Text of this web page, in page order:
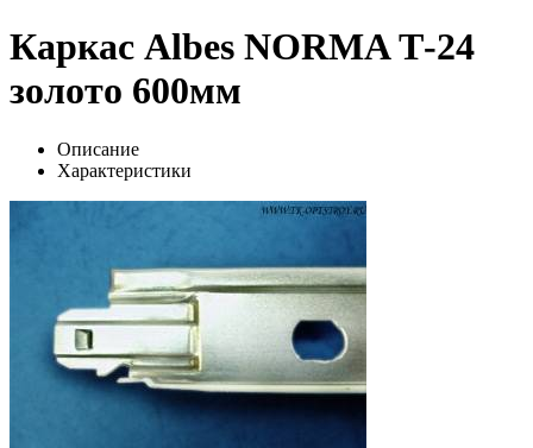
Каркас Albes NORMA Т-24
золото 600мм
Описание
Характеристики